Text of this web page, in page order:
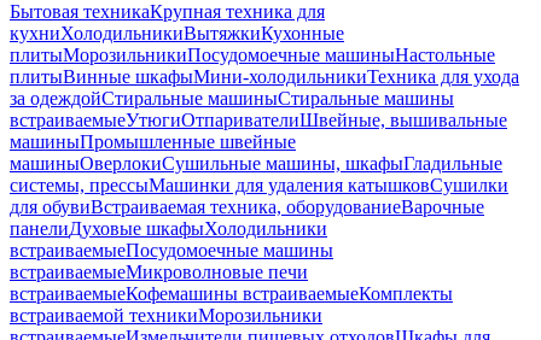
Бытовая техникаКрупная техника для
кухниХолодильникиВытяжкиКухонные
плитыМорозильникиПосудомоечные машиныНастольные
плитыВинные шкафыМини-холодильникиТехника для ухода
за одеждойСтиральные машиныСтиральные машины
встраиваемыеУтюгиОтпаривателиШвейные, вышивальные
машиныПромышленные швейные
машиныОверлокиСушильные машины, шкафыГладильные
системы, прессыМашинки для удаления катышковСушилки
для обувиВстраиваемая техника, оборудованиеВарочные
панелиДуховые шкафыХолодильники
встраиваемыеПосудомоечные машины
встраиваемыеМикроволновые печи
встраиваемыеКофемашины встраиваемыеКомплекты
встраиваемой техникиМорозильники